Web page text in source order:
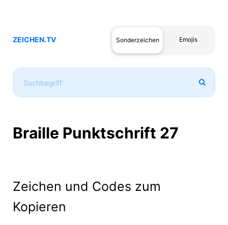
ZEICHEN.TV Sonderzeichen Emojis
Braille Punktschrift 27
Zeichen und Codes zum
Kopieren